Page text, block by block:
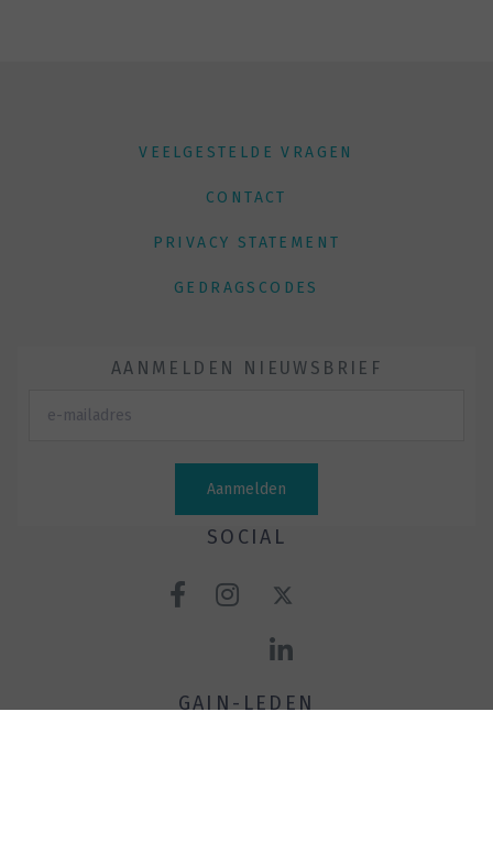
VEELGESTELDE VRAGEN
CONTACT
PRIVACY STATEMENT
GEDRAGSCODES
AANMELDEN NIEUWSBRIEF
SOCIAL
GAIN-LEDEN